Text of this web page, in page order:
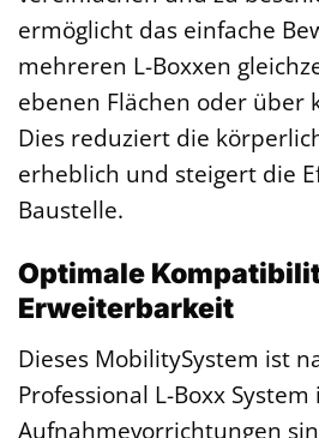
ermöglicht das einfache
mehreren L-Boxxen
ebenen Flächen oder über
Dies reduziert die
erheblich und steigert die
Baustelle.
Optimale
Erweiterbarkeit
Dieses MobilitySystem ist
Professional L-Boxx
Aufnahmevorrichtungen